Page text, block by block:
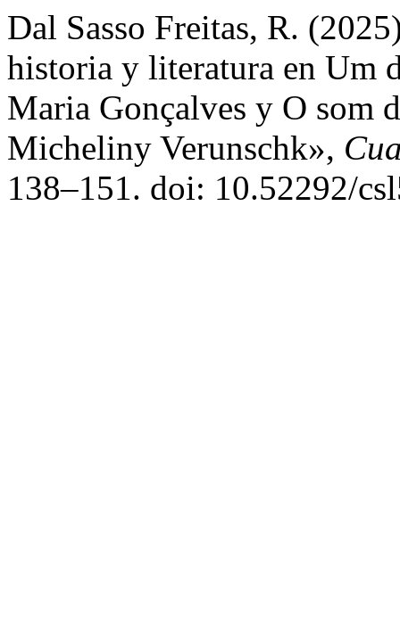
Dal Sasso Freitas, R.
historia y literatura en Um
Maria Gonçalves y O som
Micheliny Verunschk»,
138–151. doi: 10.52292/